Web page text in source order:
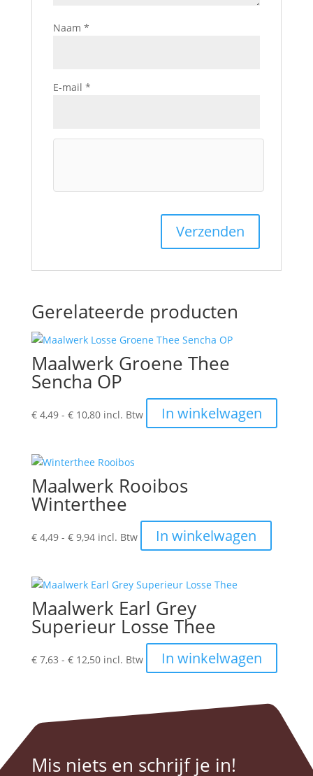
Naam *
E-mail *
Gerelateerde producten
Maalwerk Groene Thee
Sencha OP
€4,49 - €10,80Prijsklasse:
€ 10,80
incl. Btw In winkelwagen
product
Maalwerk Rooibos
Winterthee
€4,49 - €9,94Prijsklasse:
€ 9,94
incl. Btw In winkelwagen
product
kan
worden
de
Maalwerk Earl Grey
Superieur Losse Thee
€7,63 - €12,50Prijsklasse:
incl. Btw In winkelwagen
product
Deze
optie
Mis niets en schrijf je in!